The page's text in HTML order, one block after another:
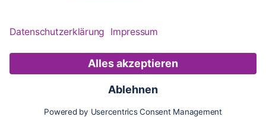
Karte Updates Konto
Karte